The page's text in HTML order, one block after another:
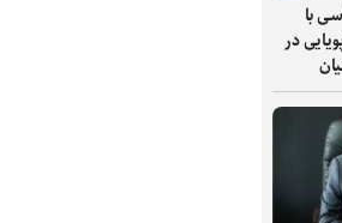
با
در